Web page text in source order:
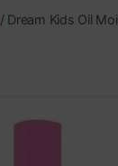
/ Dream Kids Oil